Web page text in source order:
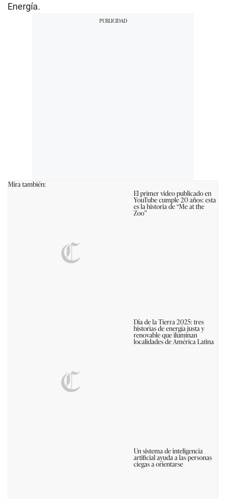
Energía.
Mira también:
El primer video publicado en
YouTube cumple 20 años: esta
es la historia de “Me at the
Zoo”
Día de la Tierra 2025: tres
historias de energía justa y
renovable que iluminan
localidades de América Latina
Un sistema de inteligencia
artificial ayuda a las personas
ciegas a orientarse